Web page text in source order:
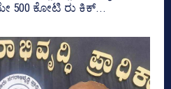
500 ಕೋಟಿ ರು ಕಿಕ್‌...